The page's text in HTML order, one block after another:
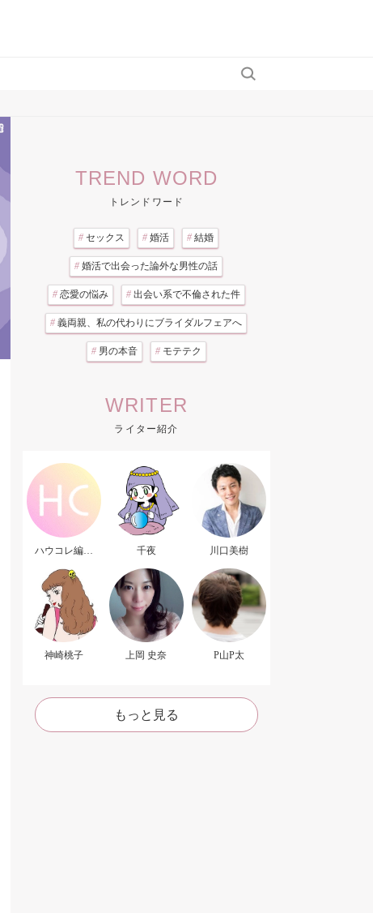
TREND WORD
トレンドワード
# セックス # 婚活 # 結婚
# 婚活で出会った論外な男性の話
# 恋愛の悩み # 出会い系で不倫された件
# 義両親、私の代わりにブライダルフェアへ
# 男の本音 # モテテク
WRITER
ライター紹介
ハウコレ編集
千夜 川口美樹
神崎桃子 上岡 史奈 P山P太
もっと見る